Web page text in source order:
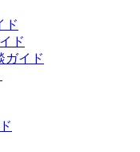
ド
ド
ガイド